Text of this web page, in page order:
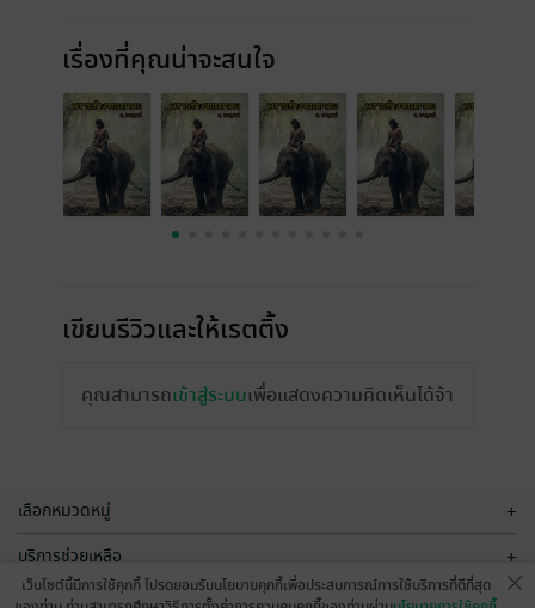
เรื่องที่คุณน่าจะสนใจ
เขียนรีวิวและให้เรตติ้ง
คุณสามารถเข้าสู่ระบบเพื่อแสดงความคิดเห็นได้จ้า
เลือกหมวดหมู่ +
บริการช่วยเหลือ +
เกี่ยวกับเรา
เว็บไซต์นี้มีการใช้คุกกี้ โปรดยอมรับนโยบายคุกกี้เพื่อประสบการณ์การใช้บริการที่ดีที่สุด